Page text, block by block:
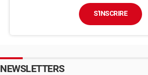
S'INSCRIRE
NEWSLETTERS